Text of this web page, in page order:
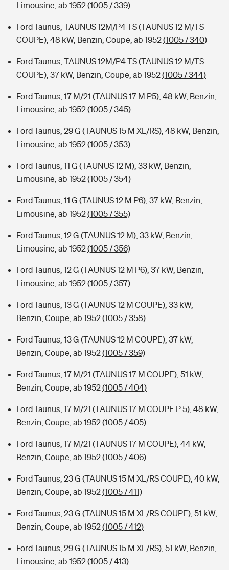
Limousine, ab 1952(1005 / 339)
Ford Taunus, TAUNUS 12M/P4 TS (TAUNUS 12 M/TS
COUPE), 48 kW, Benzin, Coupe, ab 1952(1005 / 340)
Ford Taunus, TAUNUS 12M/P4 TS (TAUNUS 12 M/TS
COUPE), 37 kW, Benzin, Coupe, ab 1952(1005 / 344)
Ford Taunus, 17 M/21 (TAUNUS 17 M P5), 48 kW, Benzin,
Limousine, ab 1952(1005 / 345)
Ford Taunus, 29 G (TAUNUS 15 M XL/RS), 48 kW, Benzin,
Limousine, ab 1952(1005 / 353)
Ford Taunus, 11 G (TAUNUS 12 M), 33 kW, Benzin,
Limousine, ab 1952(1005 / 354)
Ford Taunus, 11 G (TAUNUS 12 M P6), 37 kW, Benzin,
Limousine, ab 1952(1005 / 355)
Ford Taunus, 12 G (TAUNUS 12 M), 33 kW, Benzin,
Limousine, ab 1952(1005 / 356)
Ford Taunus, 12 G (TAUNUS 12 M P6), 37 kW, Benzin,
Limousine, ab 1952(1005 / 357)
Ford Taunus, 13 G (TAUNUS 12 M COUPE), 33 kW,
Benzin, Coupe, ab 1952(1005 / 358)
Ford Taunus, 13 G (TAUNUS 12 M COUPE), 37 kW,
Benzin, Coupe, ab 1952(1005 / 359)
Ford Taunus, 17 M/21 (TAUNUS 17 M COUPE), 51 kW,
Benzin, Coupe, ab 1952(1005 / 404)
Ford Taunus, 17 M/21 (TAUNUS 17 M COUPE P 5), 48 kW,
Benzin, Coupe, ab 1952(1005 / 405)
Ford Taunus, 17 M/21 (TAUNUS 17 M COUPE), 44 kW,
Benzin, Coupe, ab 1952(1005 / 406)
Ford Taunus, 23 G (TAUNUS 15 M XL/RS COUPE), 40 kW,
Benzin, Coupe, ab 1952(1005 / 411)
Ford Taunus, 23 G (TAUNUS 15 M XL/RS COUPE), 51 kW,
Benzin, Coupe, ab 1952(1005 / 412)
Ford Taunus, 29 G (TAUNUS 15 M XL/RS), 51 kW, Benzin,
Limousine, ab 1952(1005 / 413)